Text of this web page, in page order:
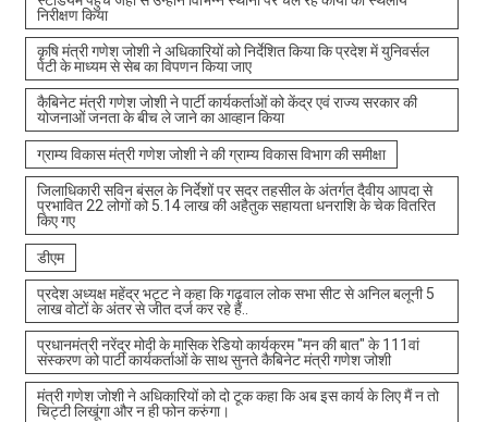
निरीक्षण किया
कृषि मंत्री गणेश जोशी ने अधिकारियों को निर्देशित किया कि प्रदेश में युनिवर्सल
पेटी के माध्यम से सेब का विपणन किया जाए
कैबिनेट मंत्री गणेश जोशी ने पार्टी कार्यकर्ताओं को केंद्र एवं राज्य सरकार की
योजनाओं जनता के बीच ले जाने का आव्हान किया
ग्राम्य विकास मंत्री गणेश जोशी ने की ग्राम्य विकास विभाग की समीक्षा
जिलाधिकारी सविन बंसल के निर्देशों पर सदर तहसील के अंतर्गत दैवीय आपदा से
प्रभावित 22 लोगों को 5.14 लाख की अहैतुक सहायता धनराशि के चेक वितरित
किए गए
डीएम
प्रदेश अध्यक्ष महेंद्र भट्ट ने कहा कि गढ़वाल लोक सभा सीट से अनिल बलूनी 5
लाख वोटों के अंतर से जीत दर्ज कर रहे हैं..
प्रधानमंत्री नरेंद्र मोदी के मासिक रेडियो कार्यक्रम "मन की बात" के 111वां
संस्करण को पार्टी कार्यकर्ताओं के साथ सुनते कैबिनेट मंत्री गणेश जोशी
मंत्री गणेश जोशी ने अधिकारियों को दो टूक कहा कि अब इस कार्य के लिए मैं न तो
चिट्टी लिखूंगा और न ही फोन करुंगा।